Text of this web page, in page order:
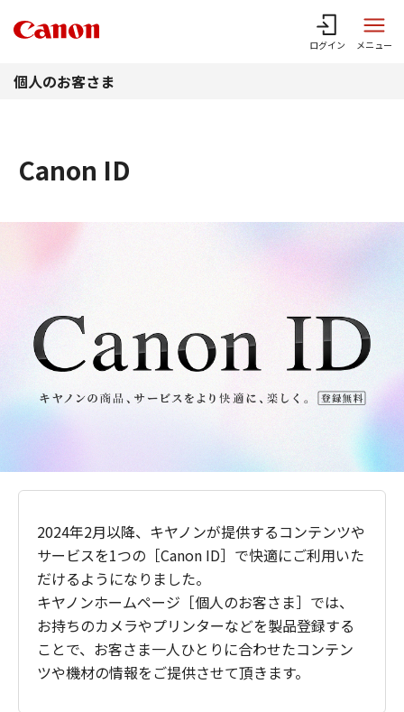
ログイン メニュー
個人のお客さま
Canon ID
2024年2月以降、キヤノンが提供するコンテンツや
サービスを1つの［Canon ID］で快適にご利用いた
だけるようになりました。
キヤノンホームページ［個人のお客さま］では、
お持ちのカメラやプリンターなどを製品登録する
ことで、お客さま一人ひとりに合わせたコンテン
ツや機材の情報をご提供させて頂きます。